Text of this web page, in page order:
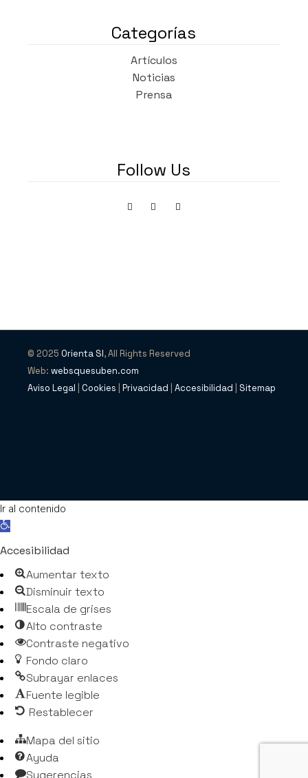
Categorías
Artículos
Noticias
Prensa
Follow Us
© 2025Orienta SI, All Rights Reserved
Web:websquesuben.com
Aviso Legal |Cookies |Privacidad |Accesibilidad Sitemap
Ir al contenido
Abrir barra de herramientas
Accesibilidad
Aumentar texto
Disminuir texto
Escala de grises
Alto contraste
Contraste negativo
Fondo claro
Subrayar enlaces
Fuente legible
Restablecer
Mapa del sitio
Ayuda
Sugerencias